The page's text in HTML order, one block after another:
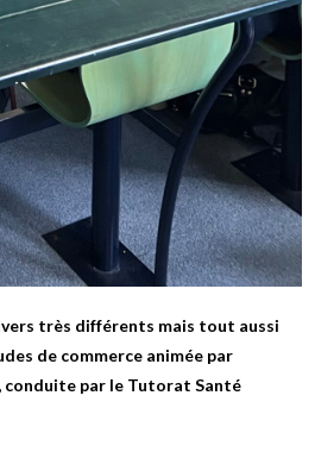
très différents mais tout aussi
de commerce animée par
conduite par le Tutorat Santé